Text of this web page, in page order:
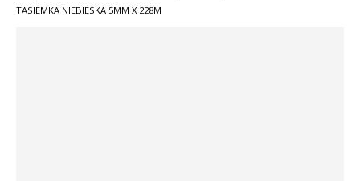
TASIEMKA NIEBIESKA 5MM X 228M